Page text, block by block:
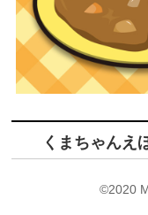
くまちゃんえ
©2020